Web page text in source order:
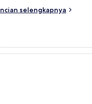
selengkapnya